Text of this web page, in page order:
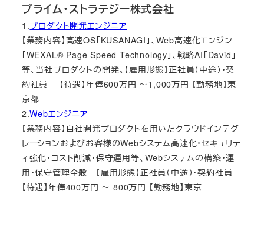
プライム・ストラテジー株式会社
1.プロダクト開発エンジニア
【業務内容】高速OS「KUSANAGI」、Web高速化エンジン
「WEXAL® Page Speed Technology」、戦略AI「David」
等、当社プロダクトの開発。【雇用形態】正社員（中途）・契
約社員 【待遇】年俸600万円 ～1,000万円 【勤務地】東
京都
2.Webエンジニア
【業務内容】自社開発プロダクトを用いたクラウドインテグ
レーションおよびお客様のWebシステム高速化・セキュリテ
ィ強化・コスト削減・保守運用等、Webシステムの構築・運
用・保守管理全般 【雇用形態】正社員（中途）・契約社員
【待遇】年俸400万円 ～ 800万円 【勤務地】東京